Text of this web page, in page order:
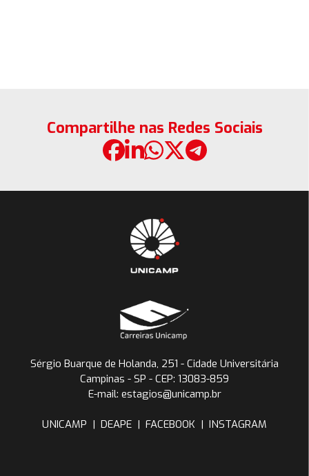
Compartilhe nas Redes Sociais
Sérgio Buarque de Holanda, 251 - Cidade Universitária
Campinas - SP - CEP: 13083-859
E-mail: estagios@unicamp.br
UNICAMP | DEAPE | FACEBOOK | INSTAGRAM